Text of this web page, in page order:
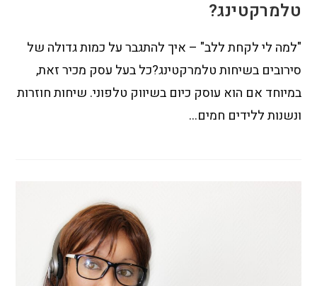
טלמרקטינג?
"למה לי לקחת ללב" – איך להתגבר על כמות גדולה של
סירובים בשיחות טלמרקטינג?כל בעל עסק מכיר זאת,
במיוחד אם הוא עוסק כיום בשיווק טלפוני. שיחות חוזרות
ונשנות ללידים חמים…